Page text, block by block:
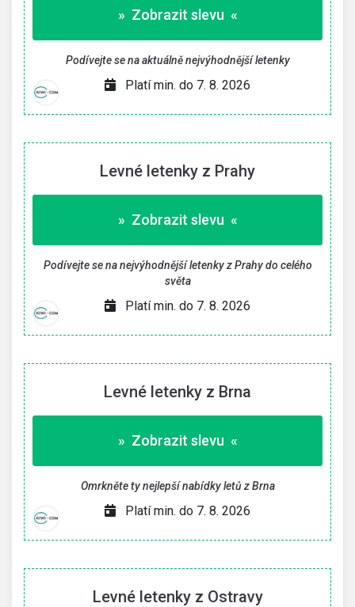
» Zobrazit slevu «
Podívejte se na aktuálně nejvýhodnější letenky
Platí min. do 7. 8. 2026
Levné letenky z Prahy
» Zobrazit slevu «
Podívejte se na nejvýhodnější letenky z Prahy do celého
světa
Platí min. do 7. 8. 2026
Levné letenky z Brna
» Zobrazit slevu «
Omrkněte ty nejlepší nabídky letů z Brna
Platí min. do 7. 8. 2026
Levné letenky z Ostravy